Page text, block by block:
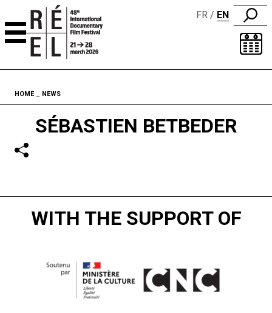
FR EN
Fil d'ariane
HOME NEWS
SÉBASTIEN BETBEDER
WITH THE SUPPORT OF